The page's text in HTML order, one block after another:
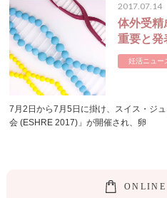
2017.07.14
体外受精
重要と発
妊活ニュー
7月2日から7月5日に掛け、スイス・ジ
会 (ESHRE 2017)」が開催され、卵